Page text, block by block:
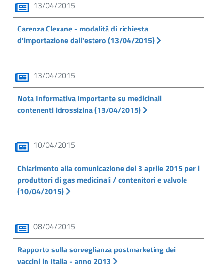
13/04/2015
Carenza Clexane - modalità di richiesta
d'importazione dall'estero (13/04/2015)
13/04/2015
Nota Informativa Importante su medicinali
contenenti idrossizina (13/04/2015)
10/04/2015
Chiarimento alla comunicazione del 3 aprile 2015 per i
produttori di gas medicinali / contenitori e valvole
(10/04/2015)
08/04/2015
Rapporto sulla sorveglianza postmarketing dei
vaccini in Italia - anno 2013